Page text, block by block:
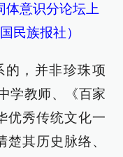
意识分论坛上
民族报社）
的，并非珍珠项
学教师、《百家
优秀传统文化一
其历史脉络、